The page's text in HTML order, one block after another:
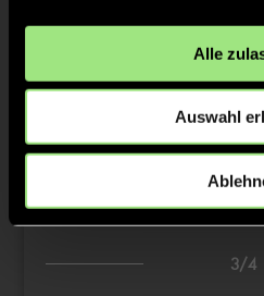
Alle
Auswahl
1/4
1:1 Milica S., 23’
3/4